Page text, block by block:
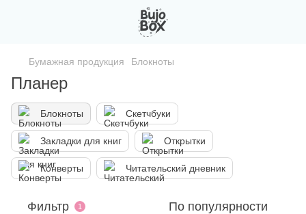
Бумажная продукция Блокноты
Планер
Блокноты Скетчбуки
Закладки для книг Открытки
Конверты Читательский дневник
Фильтр 1 По популярности